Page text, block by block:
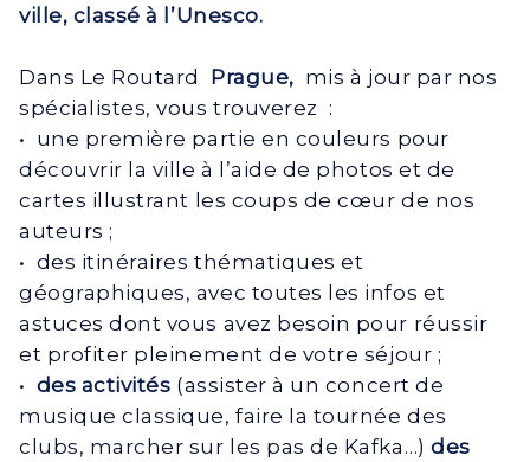
ville, classé à l’Unesco.
Dans Le Routard Prague, mis à jour par nos
spécialistes, vous trouverez :
• une première partie en couleurs pour
découvrir la ville à l’aide de photos et de
cartes illustrant les coups de cœur de nos
auteurs ;
• des itinéraires thématiques et
géographiques, avec toutes les infos et
astuces dont vous avez besoin pour réussir
et profiter pleinement de votre séjour ;
• des activités (assister à un concert de
musique classique, faire la tournée des
clubs, marcher sur les pas de Kafka…)des